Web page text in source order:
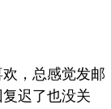
，总感觉发邮
迟了也没关